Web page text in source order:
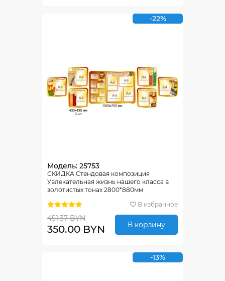
-22%
Модель: 25753
СКИДКА Стендовая композиция
Увлекательная жизнь нашего класса в
золотистых тонах 2800*880мм
В избранное
451.37 BYN
350.00 BYN В корзину
-13%